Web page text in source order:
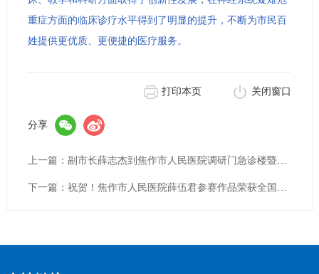
重症方面的临床诊疗水平得到了明显的提升，不断为市民百
姓提供更优质、更便捷的医疗服务。
打印本页 关闭窗口
分享
上一篇：副市长薛志杰到焦作市人民医院调研门急诊楼暨医学研究中心项目进展情况